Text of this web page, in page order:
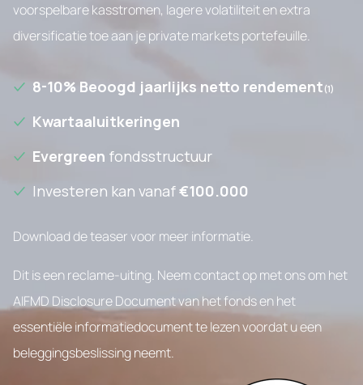
NL
English
België
Fondsoverzicht
voorspelbare kasstromen, lagere volatiliteit en extra
diversificatie toe aan je private markets portefeuille.
8-10% Beoogd jaarlijks netto rendement (1)
Kwartaaluitkeringen
Evergreen fondsstructuur
Investeren kan vanaf€100.000
Download de teaser voor meer informatie.
Dit is een reclame-uiting. Neem contact op met ons om het
AIFMD Disclosure Document van het fonds en het
essentiële informatiedocument te lezen voordat u een
beleggingsbeslissing neemt.